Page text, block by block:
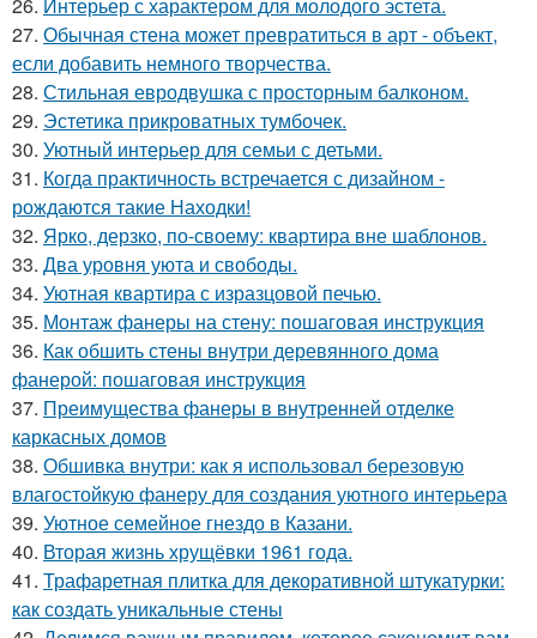
27. Обычная стена может превратиться в арт - объект,
если добавить немного творчества.
28. Стильная евродвушка с просторным балконом.
29. Эстетика прикроватных тумбочек.
30. Уютный интерьер для семьи с детьми.
31. Когда практичность встречается с дизайном -
рождаются такие Находки!
32. Ярко, дерзко, по-своему: квартира вне шаблонов.
33. Два уровня уюта и свободы.
34. Уютная квартира с изразцовой печью.
35. Монтаж фанеры на стену: пошаговая инструкция
36. Как обшить стены внутри деревянного дома
фанерой: пошаговая инструкция
37. Преимущества фанеры в внутренней отделке
каркасных домов
38. Обшивка внутри: как я использовал березовую
влагостойкую фанеру для создания уютного интерьера
39. Уютное семейное гнездо в Казани.
40. Вторая жизнь хрущёвки 1961 года.
41. Трафаретная плитка для декоративной штукатурки:
как создать уникальные стены